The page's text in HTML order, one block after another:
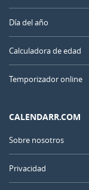
Día del año
Calculadora de edad
Temporizador online
CALENDARR.COM
Sobre nosotros
Privacidad